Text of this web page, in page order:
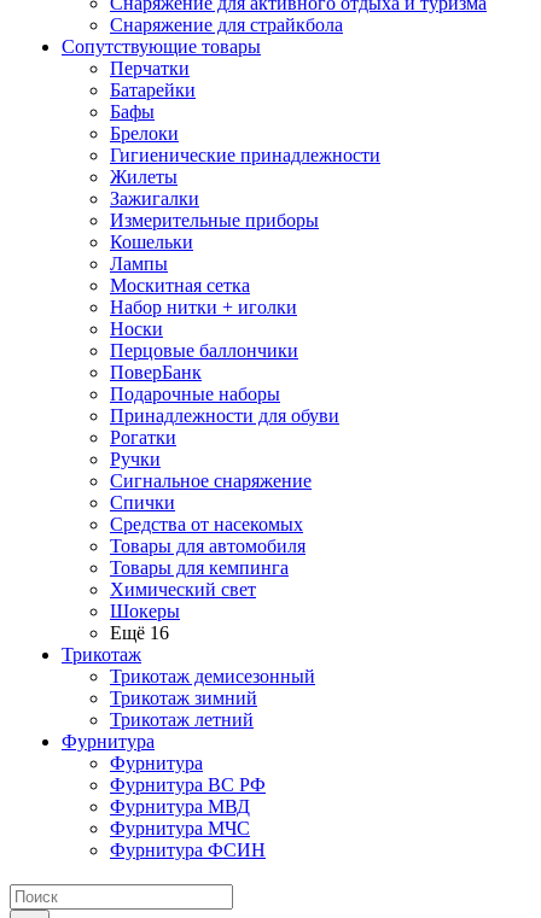
Снаряжение для страйкбола
Сопутствующие товары
Перчатки
Батарейки
Бафы
Брелоки
Гигиенические принадлежности
Жилеты
Зажигалки
Измерительные приборы
Кошельки
Лампы
Москитная сетка
Набор нитки + иголки
Носки
Перцовые баллончики
ПоверБанк
Подарочные наборы
Принадлежности для обуви
Рогатки
Ручки
Сигнальное снаряжение
Спички
Средства от насекомых
Товары для автомобиля
Товары для кемпинга
Химический свет
Шокеры
Ещё 16
Трикотаж
Трикотаж демисезонный
Трикотаж зимний
Трикотаж летний
Фурнитура
Фурнитура
Фурнитура ВС РФ
Фурнитура МВД
Фурнитура МЧС
Фурнитура ФСИН